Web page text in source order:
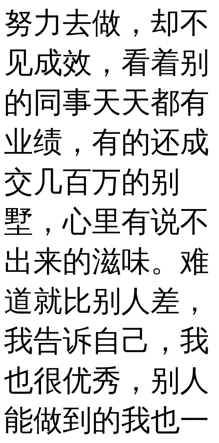
努力去做，却不
见成效，看着别
的同事天天都有
业绩，有的还成
交几百万的别
墅，心里有说不
出来的滋味。难
道就比别人差，
我告诉自己，我
也很优秀，别人
能做到的我也一